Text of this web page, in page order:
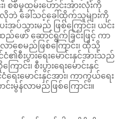
၊ စစ်မှုထမ်းဟောင်းအားလုံးကို
ခေါ်သင့်ခေါ်ထိုက်သူများကို
ပ်သွားမည် ဖြစ်ကြောင်း၊ ယင်း
ော် ဆောင်ရွက်ခြင်းဖြင့် ကာ
စေမည်ဖြစ်ကြောင်း၊ ထိုသို့
စီးပွားရေးမောင်းနှင်အားသည်
ာင်း၊ စီးပွားရေးမောင်းနှင်
ရေးမောင်းနှင်အား၊ ကာကွယ်ရေး
င်းမွန်လာမည်ဖြစ်ကြောင်း။